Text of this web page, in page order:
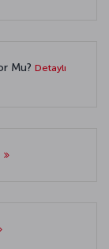
Mu? Detaylı